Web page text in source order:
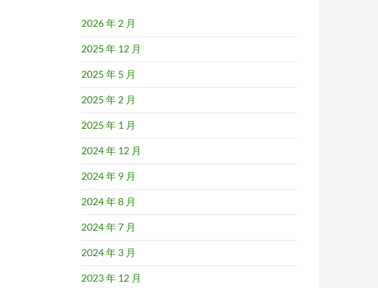
2026 年 2 月
2025 年 12 月
2025 年 5 月
2025 年 2 月
2025 年 1 月
2024 年 12 月
2024 年 9 月
2024 年 8 月
2024 年 7 月
2024 年 3 月
2023 年 12 月